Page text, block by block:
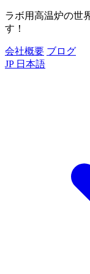
ラボ用高温炉の世
す！
会社概要 ブログ
JP 日本語